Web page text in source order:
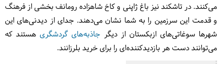
می‌کنند. در تاشکند نیز باغ ژاپنی و کاخ شاهزاده رومانف بخشی از فرهنگ
و قدمت این سرزمین را به شما نشان می‌دهند. جدای از دیدنی‌های این
شهرها سوغاتی‌های ازبکستان از دیگر جاذبه‌های گردشگریهستند که
می‌توانند دست هر بازدیدکننده‌ای را برای خرید بلرزانند.